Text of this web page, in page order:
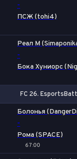
-
ПСЖ (tohi4)
Реал М
-
Бока Хуниорс
FC 26.
Болонья
-
Рома (SPACE)
67:00